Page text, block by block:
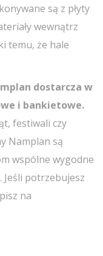
są z płyty
wewnątrz
temu, że hale
dostarcza w
i bankietowe.
festiwali czy
Namplan są
wspólne wygodne
Jeśli potrzebujesz
na